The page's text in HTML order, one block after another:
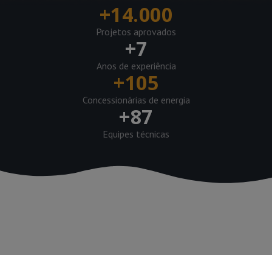
+14.000
Projetos aprovados
+7
Anos de experiência
+105
Concessionárias de energia
+87
Equipes técnicas